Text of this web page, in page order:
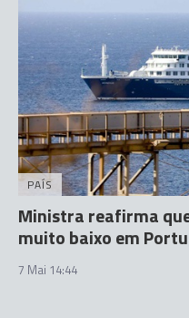
PAÍS
Ministra reafirma
muito baixo em
7 Mai 14:44